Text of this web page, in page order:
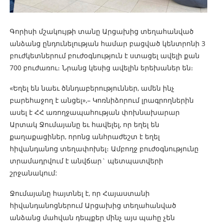
Գորիսի մշակույթի տանը Արցախից տեղահանված
անձանց ընդունելության համար բացված կենտրոնի 3
բուժկետներում բուժօգնություն է ստացել ավելի քան
700 բուժառու։ Նրանց կեսից ավելին երեխաներ են։
«Եղել են նաեւ ծննդաբերություններ, ամեն ինչ
բարեհաջող է անցել»,– Կոռնիձորում լրագրողներին
ասել է ՀՀ առողջապահության փոխնախարար
Արտակ Ջումայանը եւ հավելել, որ եղել են
քաղաքացիներ, որոնց անհրաժեշտ է եղել
հիվանդանոց տեղափոխել։ Ամբողջ բուժօգնությունը
տրամադրվում է անվճար` պետպատվերի
շրջանակում:
Ջումայանը հայտնել է, որ Հայաստանի
հիվանդանոցներում Արցախից տեղահանված
անձանց մահվան դեպքեր մինչ այս պահը չեն